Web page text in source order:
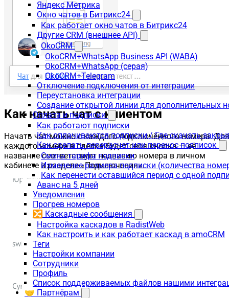
Яндекс Метрика
Окно чатов в Битрикс24
Как работает окно чатов в Битрикс24
Другие CRM (внешнее API)
OkoCRM
OkoCRM+WhatsApp Business API (WABA)
OkoCRM+WhatsApp (серая)
OkoCRM+Telegram
Отключение подключения от интеграции
Переустановка интеграции
Создание открытой линии для дополнительных
Оплата и подписки
Как работают подписки
Как оплачиваются подписки / Где скачать
Как сделать перерасчет или перенос подписок
Смена тарифа подписки
Изменение размера подписки (количества
Как перенести оставшийся период с одной
Аванс на 5 дней
Уведомления
Прогрев номеров
🔀 Каскадные сообщения
Настройка каскадов в RadistWeb
Как настроить и как работает каскад в amoCRM
Теги
Настройки компании
Сотрудники
Профиль
Список поддерживаемых файлов нашими
🤝 Партнёрам
Как начать чат с клиентом
Начать чат можно с каждого подключённого номера. Для
каждого номера в сделке будет своя кнопка — её
название соответствует названию номера в личном
кабинете в разделе «Подключения».